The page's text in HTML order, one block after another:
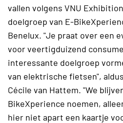
vallen volgens VNU
doelgroep van E-
Benelux. "Je praat over een
voor veertigduizend
interessante doelgroep
van elektrische fietsen",
Cécile van Hattem. "We
BikeXperience noemen,
hier niet apart een kaartje